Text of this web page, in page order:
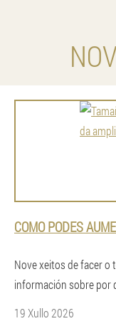
COMO PODES
Nove xeitos de facer o
información sobre por
19 Xullo 2026